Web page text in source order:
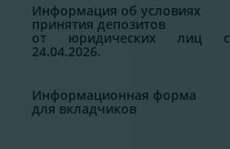
Информация об условиях
принятия депозитов
от юридических лиц с
24.04.2026.
Информационная форма
для вкладчиков